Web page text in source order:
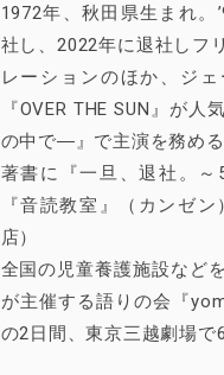
1972年、秋田県生まれ。
社し、2022年に退社しフ
レーションのほか、ジ
『OVER THE SUN』が
の中で―』で主演を務める
著書に『一旦、退社。
『音読教室』（カンゼ
店）
全国の児童養護施設など
が主催する語りの会『
の2日間、東京三越劇場で